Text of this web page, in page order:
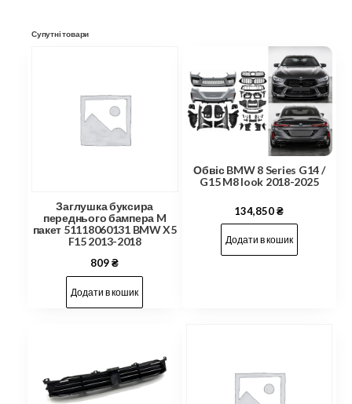
Супутні товари
Заглушка буксира
переднього бампера M
пакет 51118060131 BMW X5
F15 2013-2018
809₴
Додати в кошик
Обвіс BMW 8 Series G14 /
G15 M8 look 2018-2025
134,850₴
Додати в кошик